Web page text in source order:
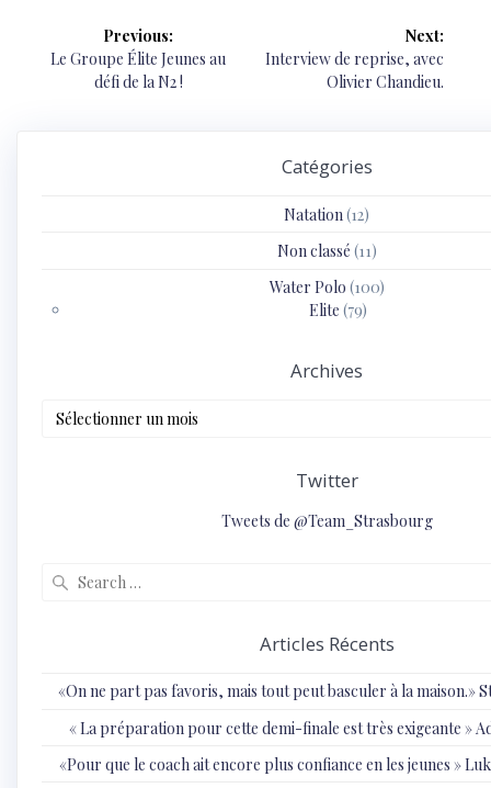
Navigation
de
Previous:
Previous
Le Groupe Élite Jeunes au
défi de la N2 !
Next:
Next
Interview de reprise, avec
Olivier Chandieu.
Catégories
Natation (12)
Non classé (11)
Water Polo (100)
Elite (79)
Archives
Twitter
Tweets de @Team_Strasbourg
Articles Récents
«On ne part pas favoris, mais tout peut basculer à la maison.»
« ⁠La préparation pour cette demi-finale est très exigeante »
«Pour que le coach ait encore plus confiance en les jeunes »